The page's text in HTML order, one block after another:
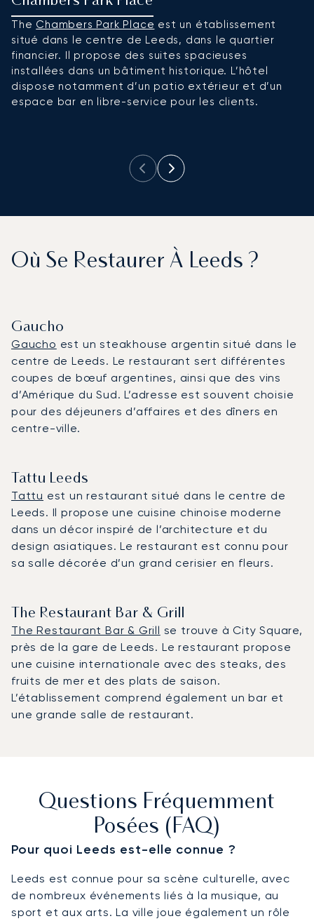
The Chambers Park Place est un établissement
situé dans le centre de Leeds, dans le quartier
financier. Il propose des suites spacieuses
installées dans un bâtiment historique. L’hôtel
dispose notamment d’un patio extérieur et d’un
espace bar en libre-service pour les clients.
Où Se Restaurer À Leeds ?
Gaucho
Gaucho est un steakhouse argentin situé dans le
centre de Leeds. Le restaurant sert différentes
coupes de bœuf argentines, ainsi que des vins
d’Amérique du Sud. L’adresse est souvent choisie
pour des déjeuners d’affaires et des dîners en
centre-ville.
Tattu Leeds
Tattu est un restaurant situé dans le centre de
Leeds. Il propose une cuisine chinoise moderne
dans un décor inspiré de l’architecture et du
design asiatiques. Le restaurant est connu pour
sa salle décorée d’un grand cerisier en fleurs.
The Restaurant Bar & Grill
The Restaurant Bar & Grill se trouve à City Square,
près de la gare de Leeds. Le restaurant propose
une cuisine internationale avec des steaks, des
fruits de mer et des plats de saison.
L’établissement comprend également un bar et
une grande salle de restaurant.
Questions Fréquemment
Posées (FAQ)
Pour quoi Leeds est-elle connue ?
Leeds est connue pour sa scène culturelle, avec
de nombreux événements liés à la musique, au
sport et aux arts. La ville joue également un rôle